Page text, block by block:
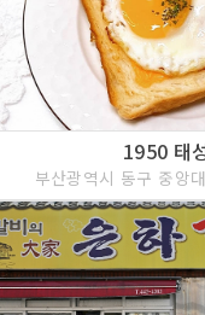
1950 태
부산광역시 동구 중앙